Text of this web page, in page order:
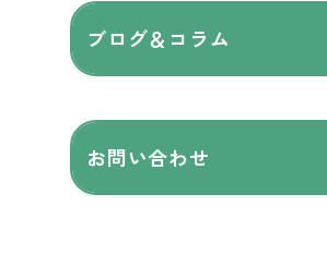
ブログ＆コラム
お問い合わせ